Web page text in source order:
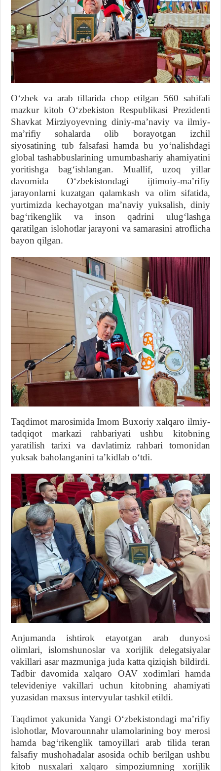
Oʻzbek va arab tillarida chop etilgan 560 sahifali
mazkur kitob Oʻzbekiston Respublikasi Prezidenti
Shavkat Mirziyoyevning diniy-maʼnaviy va ilmiy-
maʼrifiy sohalarda olib borayotgan izchil
siyosatining tub falsafasi hamda bu yoʻnalishdagi
global tashabbuslarining umumbashariy ahamiyatini
yoritishga bagʻishlangan. Muallif, uzoq yillar
davomida Oʻzbekistondagi ijtimoiy-maʼrifiy
jarayonlarni kuzatgan qalamkash va olim sifatida,
yurtimizda kechayotgan maʼnaviy yuksalish, diniy
bagʻrikenglik va inson qadrini ulugʻlashga
qaratilgan islohotlar jarayoni va samarasini atroflicha
bayon qilgan.
Taqdimot marosimida Imom Buxoriy xalqaro ilmiy-
tadqiqot markazi rahbariyati ushbu kitobning
yaratilish tarixi va davlatimiz rahbari tomonidan
yuksak baholanganini taʼkidlab oʻtdi.
Anjumanda ishtirok etayotgan arab dunyosi
olimlari, islomshunoslar va xorijlik delegatsiyalar
vakillari asar mazmuniga juda katta qiziqish bildirdi.
Tadbir davomida xalqaro OAV xodimlari hamda
televideniye vakillari uchun kitobning ahamiyati
yuzasidan maxsus intervyular tashkil etildi.
Taqdimot yakunida Yangi Oʻzbekistondagi maʼrifiy
islohotlar, Movarounnahr ulamolarining boy merosi
hamda bagʻrikenglik tamoyillari arab tilida teran
falsafiy mushohadalar asosida ochib berilgan ushbu
kitob nusxalari xalqaro simpoziumning xorijlik